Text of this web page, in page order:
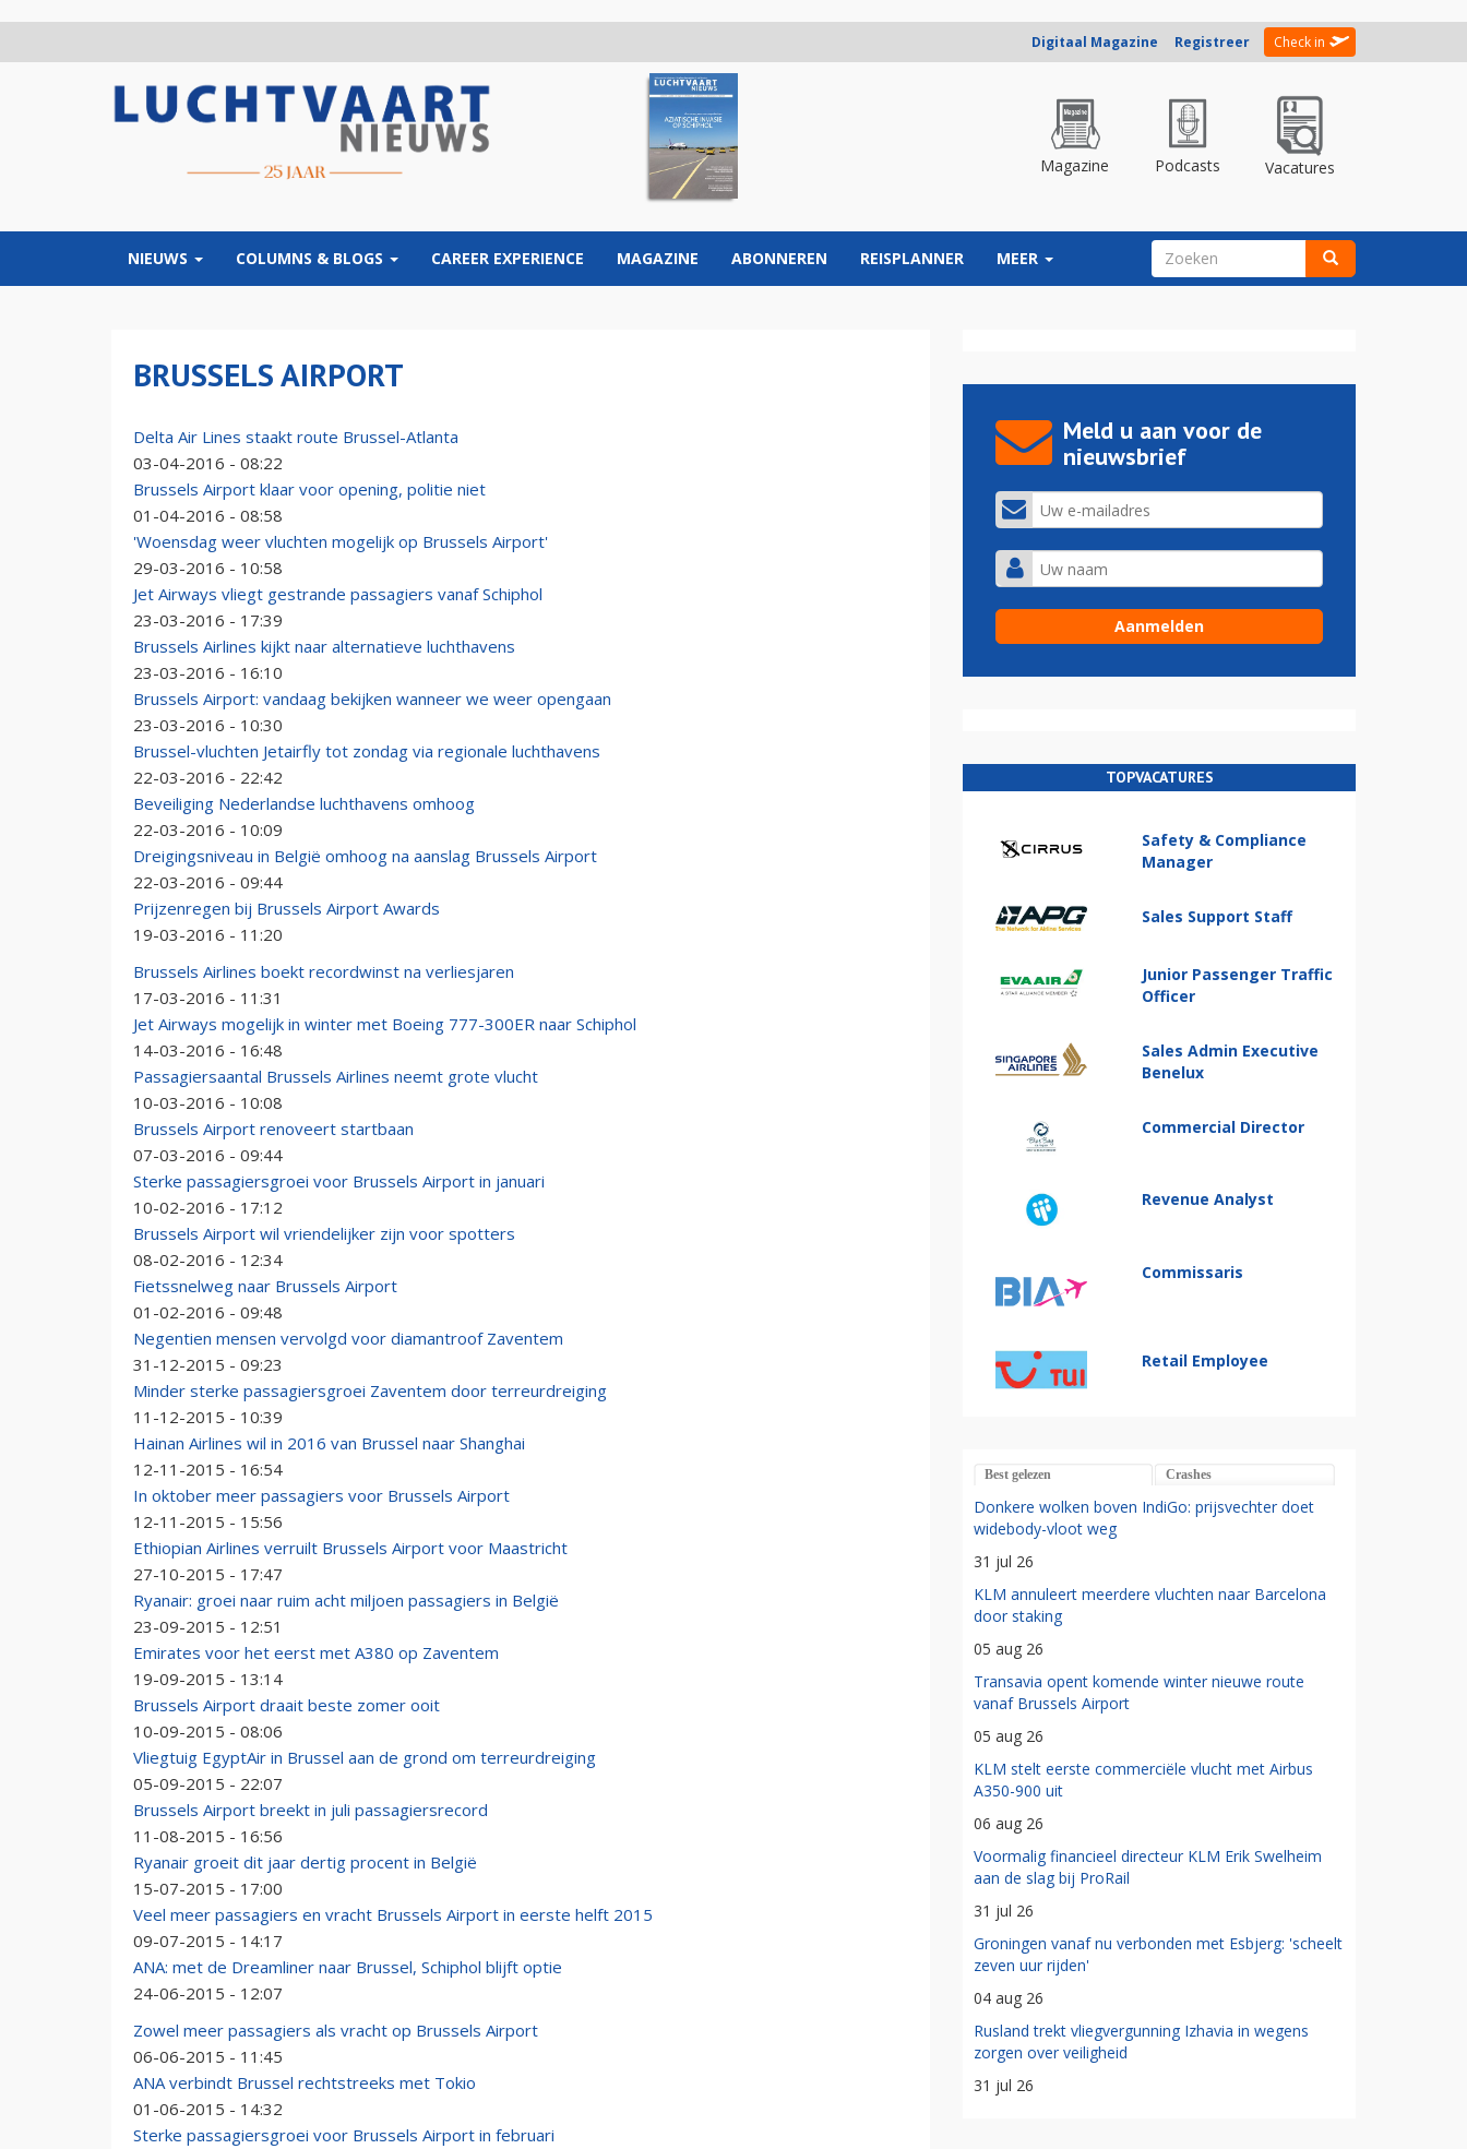
Digitaal Magazine Registreer Check in
Magazine Podcasts Vacatures
NIEUWS COLUMNS & BLOGS CAREER EXPERIENCE MAGAZINE ABONNEREN REISPLANNER MEER ZOEKVELD
BRUSSELS AIRPORT
Delta Air Lines staakt route Brussel-Atlanta
03-04-2016 - 08:22
Brussels Airport klaar voor opening, politie niet
01-04-2016 - 08:58
'Woensdag weer vluchten mogelijk op Brussels Airport'
29-03-2016 - 10:58
Jet Airways vliegt gestrande passagiers vanaf Schiphol
23-03-2016 - 17:39
Brussels Airlines kijkt naar alternatieve luchthavens
23-03-2016 - 16:10
Brussels Airport: vandaag bekijken wanneer we weer opengaan
23-03-2016 - 10:30
Brussel-vluchten Jetairfly tot zondag via regionale luchthavens
22-03-2016 - 22:42
Beveiliging Nederlandse luchthavens omhoog
22-03-2016 - 10:09
Dreigingsniveau in België omhoog na aanslag Brussels Airport
22-03-2016 - 09:44
Prijzenregen bij Brussels Airport Awards
19-03-2016 - 11:20
Brussels Airlines boekt recordwinst na verliesjaren
17-03-2016 - 11:31
Jet Airways mogelijk in winter met Boeing 777-300ER naar Schiphol
14-03-2016 - 16:48
Passagiersaantal Brussels Airlines neemt grote vlucht
10-03-2016 - 10:08
Brussels Airport renoveert startbaan
07-03-2016 - 09:44
Sterke passagiersgroei voor Brussels Airport in januari
10-02-2016 - 17:12
Brussels Airport wil vriendelijker zijn voor spotters
08-02-2016 - 12:34
Fietssnelweg naar Brussels Airport
01-02-2016 - 09:48
Negentien mensen vervolgd voor diamantroof Zaventem
31-12-2015 - 09:23
Minder sterke passagiersgroei Zaventem door terreurdreiging
11-12-2015 - 10:39
Hainan Airlines wil in 2016 van Brussel naar Shanghai
12-11-2015 - 16:54
In oktober meer passagiers voor Brussels Airport
12-11-2015 - 15:56
Ethiopian Airlines verruilt Brussels Airport voor Maastricht
27-10-2015 - 17:47
Ryanair: groei naar ruim acht miljoen passagiers in België
23-09-2015 - 12:51
Emirates voor het eerst met A380 op Zaventem
19-09-2015 - 13:14
Brussels Airport draait beste zomer ooit
10-09-2015 - 08:06
Vliegtuig EgyptAir in Brussel aan de grond om terreurdreiging
05-09-2015 - 22:07
Brussels Airport breekt in juli passagiersrecord
11-08-2015 - 16:56
Ryanair groeit dit jaar dertig procent in België
15-07-2015 - 17:00
Veel meer passagiers en vracht Brussels Airport in eerste helft 2015
09-07-2015 - 14:17
ANA: met de Dreamliner naar Brussel, Schiphol blijft optie
24-06-2015 - 12:07
Zowel meer passagiers als vracht op Brussels Airport
06-06-2015 - 11:45
ANA verbindt Brussel rechtstreeks met Tokio
01-06-2015 - 14:32
Sterke passagiersgroei voor Brussels Airport in februari
Meld u aan voor de
nieuwsbrief
TOPVACATURES
Safety & Compliance
Manager
Sales Support Staff
Junior Passenger Traffic
Officer
Sales Admin Executive
Benelux
Commercial Director
Revenue Analyst
Commissaris
Retail Employee
Best gelezen Crashes
Donkere wolken boven IndiGo: prijsvechter doet
widebody-vloot weg
31 jul 26
KLM annuleert meerdere vluchten naar Barcelona
door staking
05 aug 26
Transavia opent komende winter nieuwe route
vanaf Brussels Airport
05 aug 26
KLM stelt eerste commerciële vlucht met Airbus
A350-900 uit
06 aug 26
Voormalig financieel directeur KLM Erik Swelheim
aan de slag bij ProRail
31 jul 26
Groningen vanaf nu verbonden met Esbjerg: 'scheelt
zeven uur rijden'
04 aug 26
Rusland trekt vliegvergunning Izhavia in wegens
zorgen over veiligheid
31 jul 26